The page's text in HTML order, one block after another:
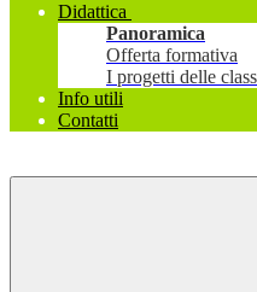
Didattica
Panoramica
Offerta formativa
I progetti delle
Info utili
Contatti